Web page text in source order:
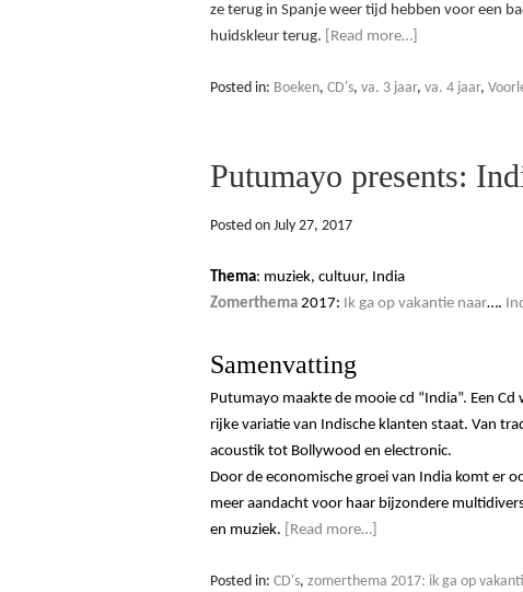
ze terug in Spanje weer tijd hebben voor een
huidskleur terug.
[Read more…]
Posted in: Boeken, CD's, va. 3 jaar, va. 4 jaar,
Putumayo presents:
Posted on July 27, 2017
Thema: muziek, cultuur, India
Zomerthema 2017: Ik ga op vakantie naar….
Samenvatting
Putumayo maakte de mooie cd “India”. Een
rijke variatie van Indische klanten staat. Van
acoustik tot Bollywood en electronic.
Door de economische groei van India komt er
meer aandacht voor haar bijzondere
en muziek.
[Read more…]
Posted in: CD's, zomerthema 2017: ik ga op